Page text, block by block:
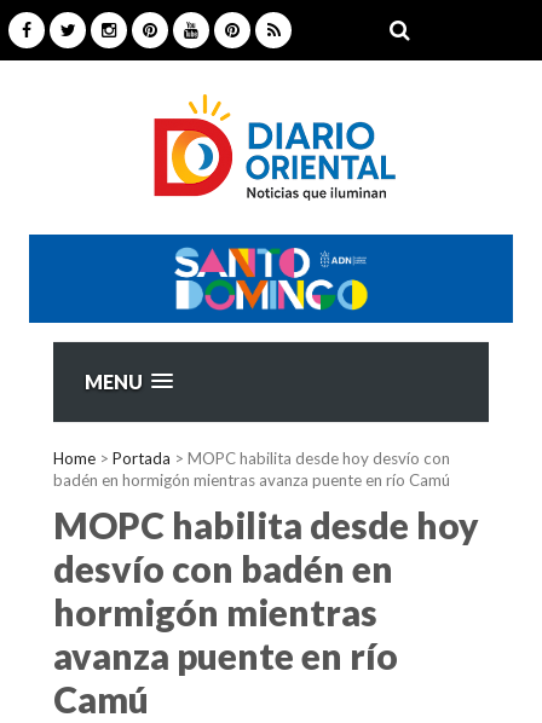
MENU
Home > Portada > MOPC habilita desde hoy desvío con
badén en hormigón mientras avanza puente en río Camú
MOPC habilita desde hoy
desvío con badén en
hormigón mientras
avanza puente en río
Camú